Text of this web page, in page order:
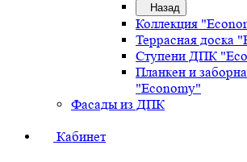
Назад
Коллекция
Террасная доска
Ступени ДПК
Планкен и
"Economy"
Фасады из ДПК
Кабинет